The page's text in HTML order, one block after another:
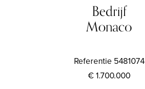
Bedrijf
Monaco
Referentie 5481074
€ 1.700.000